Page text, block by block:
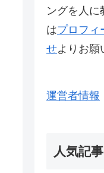
ングを人に
はプロフィ
せよりお願
運営者情報
人気記事